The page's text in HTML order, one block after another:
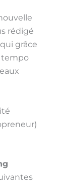
rédigé
grâce
tempo